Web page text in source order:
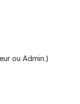
ou Admin.)